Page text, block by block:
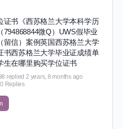
证书《西苏格兰大学本科学历
794868844微Q）UWS假毕业
留信）案例英国西苏格兰大学
书西苏格兰大学毕业证成绩单
生在哪里购买学位证书
replied 2 years, 8 months ago
0 Replies